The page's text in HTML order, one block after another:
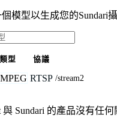
模型以生成您的Sundari
類型 協議
RTSP /stream2
與 Sundari 的產品沒有任